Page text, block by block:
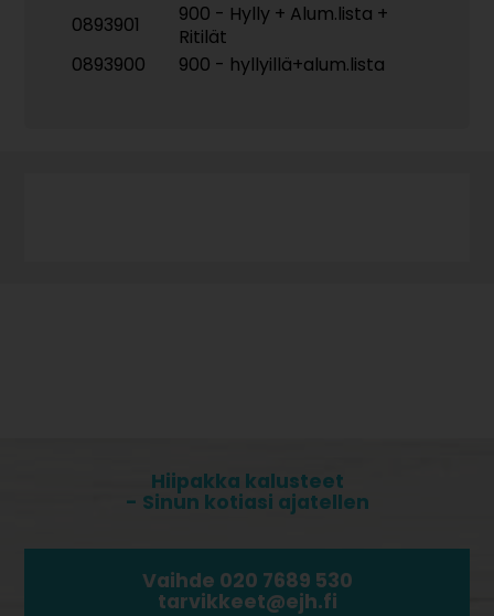
0893901
900 - Hylly + Alum.lista +
Ritilät
0893900
900 - hyllyillä+alum.lista
Hiipakka kalusteet
- Sinun kotiasi ajatellen
Vaihde 020 7689 530
tarvikkeet@ejh.fi